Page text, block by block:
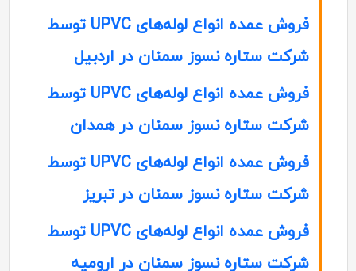
فروش عمده انواع لوله‌های UPVC توسط
شرکت ستاره نسوز سمنان در اردبیل
فروش عمده انواع لوله‌های UPVC توسط
شرکت ستاره نسوز سمنان در همدان
فروش عمده انواع لوله‌های UPVC توسط
شرکت ستاره نسوز سمنان در تبریز
فروش عمده انواع لوله‌های UPVC توسط
شرکت ستاره نسوز سمنان در ارومیه